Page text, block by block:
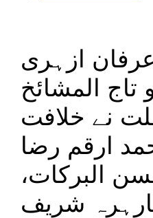
ازہری
المشائخ
نے خلافت
ارقم رضا
البرکات،
شریف